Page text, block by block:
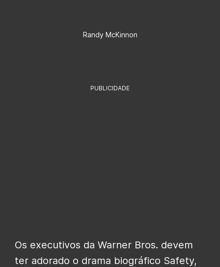
Randy McKinnon
PUBLICIDADE
Os executivos da Warner Bros. devem
ter adorado o drama biográfico Safety,